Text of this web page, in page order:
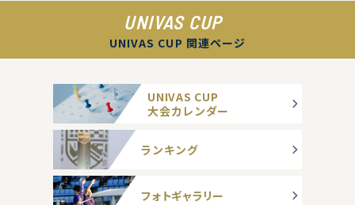
UNIVAS CUP
UNIVAS CUP 関連ページ
UNIVAS CUP
大会カレンダー
ランキング
フォトギャラリー